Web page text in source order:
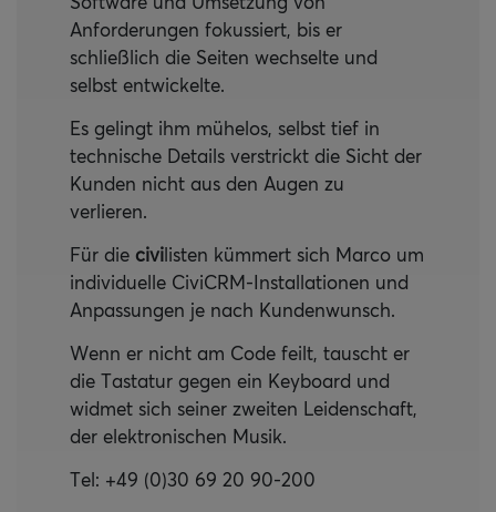
Anforderungen fokussiert, bis er
schließlich die Seiten wechselte und
selbst entwickelte.
Es gelingt ihm mühelos, selbst tief in
technische Details verstrickt die Sicht der
Kunden nicht aus den Augen zu
verlieren.
Für die civilisten kümmert sich Marco um
individuelle CiviCRM-Installationen und
Anpassungen je nach Kundenwunsch.
Wenn er nicht am Code feilt, tauscht er
die Tastatur gegen ein Keyboard und
widmet sich seiner zweiten Leidenschaft,
der elektronischen Musik.
Tel: +49 (0)30 69 20 90-200